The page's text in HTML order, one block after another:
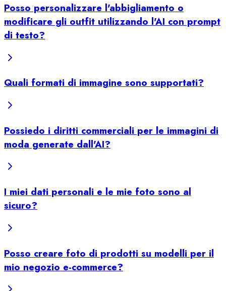
Posso personalizzare l'abbigliamento o
modificare gli outfit utilizzando l'AI con prompt
di testo?
Quali formati di immagine sono supportati?
Possiedo i diritti commerciali per le immagini di
moda generate dall'AI?
I miei dati personali e le mie foto sono al
sicuro?
Posso creare foto di prodotti su modelli per il
mio negozio e-commerce?